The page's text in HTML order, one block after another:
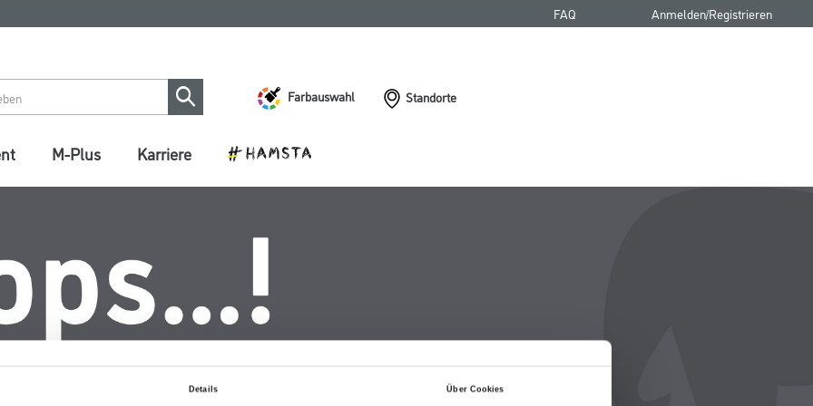
Details Über Cookies
FAQ Anmelden/Registrieren
Farbauswahl Standorte
M-Plus Karriere